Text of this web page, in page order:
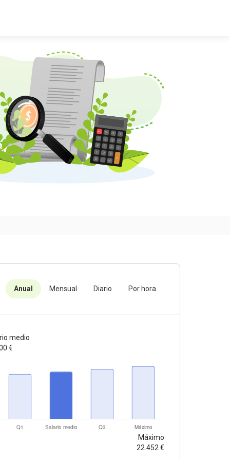
Anual Mensual Diario Por hora
medio
€
Máximo
22.452 €